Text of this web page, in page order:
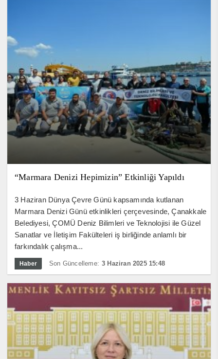
“Marmara Denizi Hepimizin” Etkinliği Yapıldı
3 Haziran Dünya Çevre Günü kapsamında kutlanan
Marmara Denizi Günü etkinlikleri çerçevesinde, Çanakkale
Belediyesi, ÇOMÜ Deniz Bilimleri ve Teknolojisi ile Güzel
Sanatlar ve İletişim Fakülteleri iş birliğinde anlamlı bir
farkındalık çalışma...
Haber Son Güncelleme: 3 Haziran 2025 15:48